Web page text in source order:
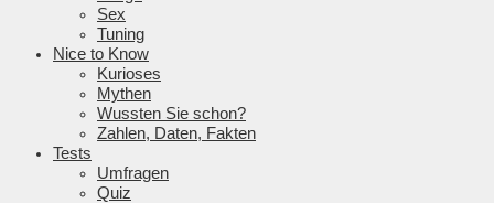
Sex
Tuning
Nice to Know
Kurioses
Mythen
Wussten Sie schon?
Zahlen, Daten, Fakten
Tests
Umfragen
Quiz